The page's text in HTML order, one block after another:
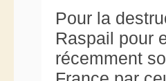
Pour la
Raspail pour
récemment